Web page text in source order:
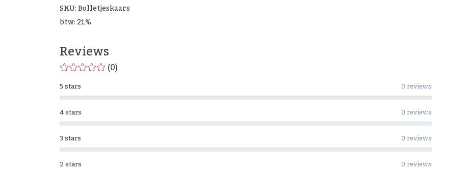
SKU: Bolletjeskaars
btw: 21%
Reviews
(0)
2 stars 0 reviews
3 stars 0 reviews
4 stars 0 reviews
5 stars 0 reviews